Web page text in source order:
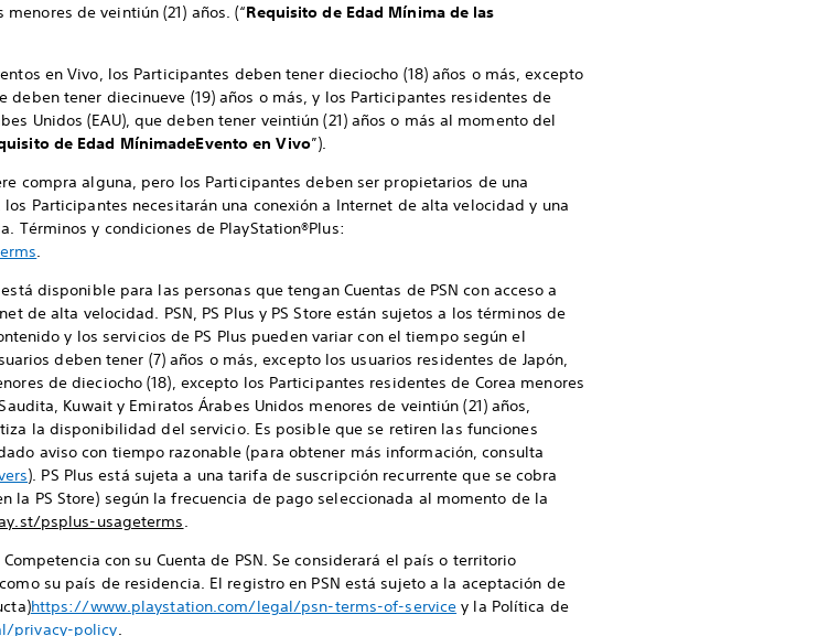
de veintiún (21) años. (“Requisito de Edad Mínima de las
en Vivo, los Participantes deben tener dieciocho (18) años o más, excepto
deben tener diecinueve (19) años o más, y los Participantes residentes de
Unidos (EAU), que deben tener veintiún (21) años o más al momento del
de Edad MínimadeEvento en Vivo”).
compra alguna, pero los Participantes deben ser propietarios de una
los Participantes necesitarán una conexión a Internet de alta velocidad y una
Términos y condiciones de PlayStation®Plus:
.
está disponible para las personas que tengan Cuentas de PSN con acceso a
de alta velocidad. PSN, PS Plus y PS Store están sujetos a los términos de
y los servicios de PS Plus pueden variar con el tiempo según el
deben tener (7) años o más, excepto los usuarios residentes de Japón,
de dieciocho (18), excepto los Participantes residentes de Corea menores
Kuwait y Emiratos Árabes Unidos menores de veintiún (21) años,
la disponibilidad del servicio. Es posible que se retiren las funciones
aviso con tiempo razonable (para obtener más información, consulta
). PS Plus está sujeta a una tarifa de suscripción recurrente que se cobra
la PS Store) según la frecuencia de pago seleccionada al momento de la
psplus-usageterms.
con su Cuenta de PSN. Se considerará el país o territorio
su país de residencia. El registro en PSN está sujeto a la aceptación de
https://www.playstation.com/legal/psn-terms-of-service y la Política de
privacy-policy.